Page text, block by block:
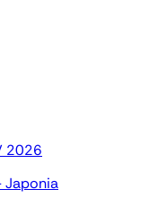
2026
Japonia